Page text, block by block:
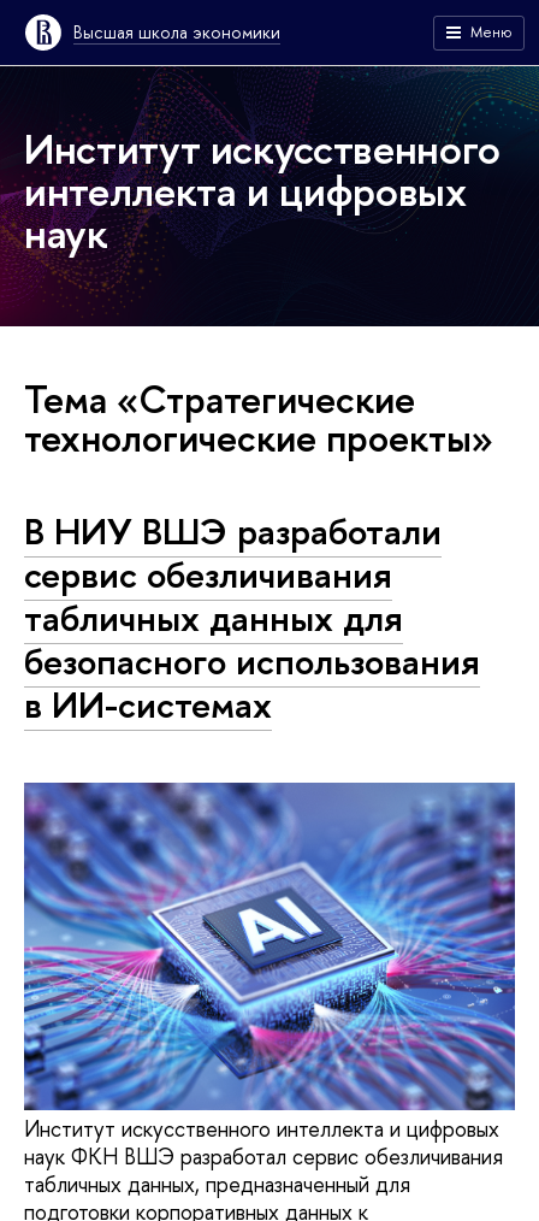
Высшая школа экономики Меню
Институт искусственного
интеллекта и цифровых
наук
Тема «Стратегические
технологические проекты»
В НИУ ВШЭ разработали
сервис обезличивания
табличных данных для
безопасного использования
в ИИ-системах
Институт искусственного интеллекта и цифровых
наук ФКН ВШЭ разработал сервис обезличивания
табличных данных, предназначенный для
подготовки корпоративных данных к